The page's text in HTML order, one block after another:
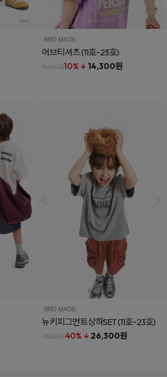
어브티셔츠(11호~23호)
15,800원10% ↓ 14,300원
뉴키피그먼트상하SET(11호~23호)
43,800원40% ↓ 26,300원